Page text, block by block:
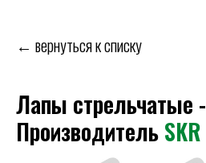
← вернуться к списку
Лапы стрельчатые -
ПроизводительSKR